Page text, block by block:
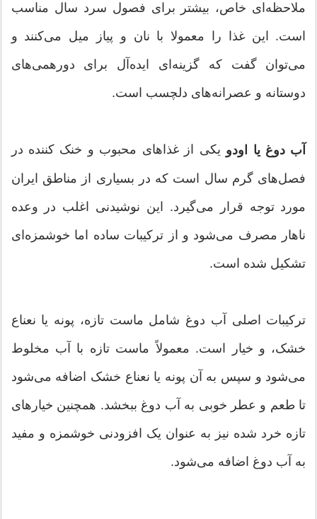
ملاحظه‌ای خاص، بیشتر برای فصول سرد سال مناسب
است. این غذا را معمولا با نان و پیاز میل می‌کنند و
می‌توان گفت که گزینه‌ای ایده‌آل برای دورهمی‌های
دوستانه و عصرانه‌های دلچسب است.
آب دوغ یا اودو یکی از غذاهای محبوب و خنک کننده در
فصل‌های گرم سال است که در بسیاری از مناطق ایران
مورد توجه قرار می‌گیرد. این نوشیدنی اغلب در وعده
ناهار مصرف می‌شود و از ترکیبات ساده اما خوشمزه‌ای
تشکیل شده است.
ترکیبات اصلی آب دوغ شامل ماست تازه، پونه یا نعناع
خشک، و خیار است. معمولاً ماست تازه با آب مخلوط
می‌شود و سپس به آن پونه یا نعناع خشک اضافه می‌شود
تا طعم و عطر خوبی به آب دوغ ببخشد. همچنین خیارهای
تازه خرد شده نیز به عنوان یک افزودنی خوشمزه و مفید
به آب دوغ اضافه می‌شود.